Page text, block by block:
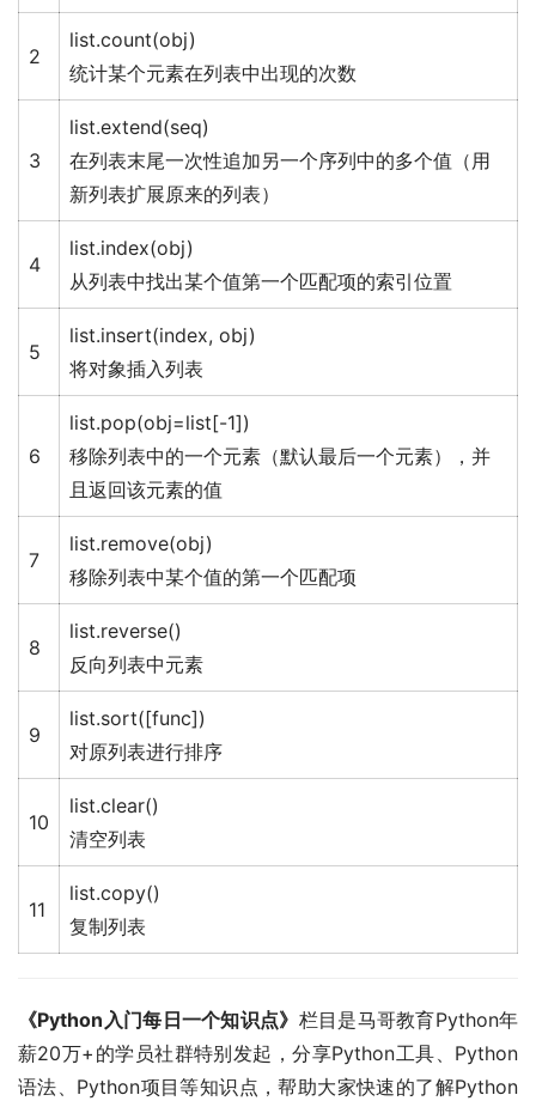
2
list.count(obj)
统计某个元素在列表中出现的次数
3
list.extend(seq)
在列表末尾一次性追加另一个序列中的多个值（用
新列表扩展原来的列表）
4
list.index(obj)
从列表中找出某个值第一个匹配项的索引位置
5
list.insert(index, obj)
将对象插入列表
6
list.pop(obj=list[-1])
移除列表中的一个元素（默认最后一个元素），并
且返回该元素的值
7
list.remove(obj)
移除列表中某个值的第一个匹配项
8
list.reverse()
反向列表中元素
9
list.sort([func])
对原列表进行排序
10
list.clear()
清空列表
11
list.copy()
复制列表
《Python 入门每日一个知识点》 栏目是马哥教育Python年
薪20万+的学员社群特别发起，分享Python工具、Python
语法、Python项目等知识点，帮助大家快速的了解Python